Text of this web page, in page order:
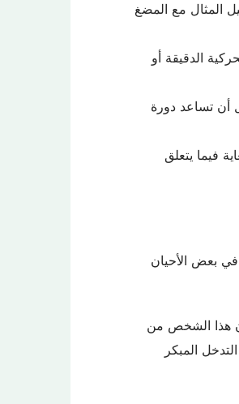
المثال مع المضغ
الدقيقة أو
أن تساعد دورة
فيما يتعلق
بعض الأحيان
هذا الشخص من
المبكر